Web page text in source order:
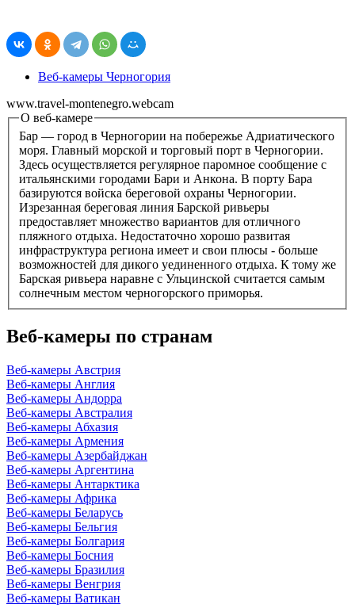
Веб-камеры Черногория
www.travel-montenegro.webcam
О веб-камере
Бар — город в Черногории на побережье Адриатического
моря. Главный морской и торговый порт в Черногории.
Здесь осуществляется регулярное паромное сообщение с
итальянскими городами Бари и Анкона. В порту Бара
базируются войска береговой охраны Черногории.
Изрезанная береговая линия Барской ривьеры
предоставляет множество вариантов для отличного
пляжного отдыха. Недостаточно хорошо развитая
инфраструктура региона имеет и свои плюсы - больше
возможностей для дикого уединенного отдыха. К тому же
Барская ривьера наравне с Ульцинской считается самым
солнечным местом черногорского приморья.
Веб-камеры по странам
Веб-камеры Австрия
Веб-камеры Англия
Веб-камеры Андорра
Веб-камеры Австралия
Веб-камеры Абхазия
Веб-камеры Армения
Веб-камеры Азербайджан
Веб-камеры Аргентина
Веб-камеры Антарктика
Веб-камеры Африка
Веб-камеры Беларусь
Веб-камеры Бельгия
Веб-камеры Болгария
Веб-камеры Босния
Веб-камеры Бразилия
Веб-камеры Венгрия
Веб-камеры Ватикан